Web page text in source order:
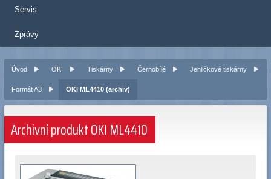
Servis
Zprávy
Úvod OKI Tiskárny Černobílé Jehličkové tiskárny
Formát A3 OKI ML4410 (archiv)
Archivní produkt OKI ML4410